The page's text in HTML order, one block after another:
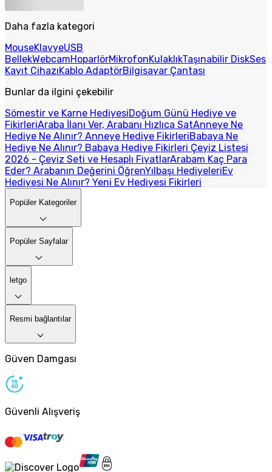
Daha fazla kategori
MouseKlavyeUSB
BellekWebcamHoparlörMikrofonKulaklıkTaşınabilir DiskSes
Kayıt CihazıKablo AdaptörBilgisayar Çantası
Bunlar da ilgini çekebilir
Sömestir ve Karne HediyesiDoğum Günü Hediye ve
FikirleriAraba İlanı Ver, Arabanı Hızlıca SatAnneye Ne
Hediye Ne Alınır? Anneye Hediye FikirleriBabaya Ne
Hediye Ne Alınır? Babaya Hediye Fikirleri Çeyiz Listesi
2026 - Çeyiz Seti ve Hesaplı FiyatlarArabam Kaç Para
Eder? Arabanın Değerini ÖğrenYılbaşı HediyeleriEv
Hediyesi Ne Alınır? Yeni Ev Hediyesi Fikirleri
Popüler Kategoriler
Popüler Sayfalar
letgo
Resmi bağlantılar
Güven Damgası
Güvenli Alışveriş